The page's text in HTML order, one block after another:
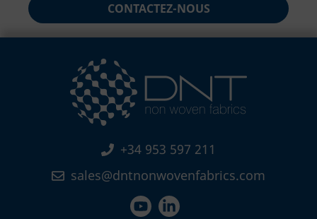
CONTACTEZ-NOUS
+34 953 597 211
sales@dntnonwovenfabrics.com